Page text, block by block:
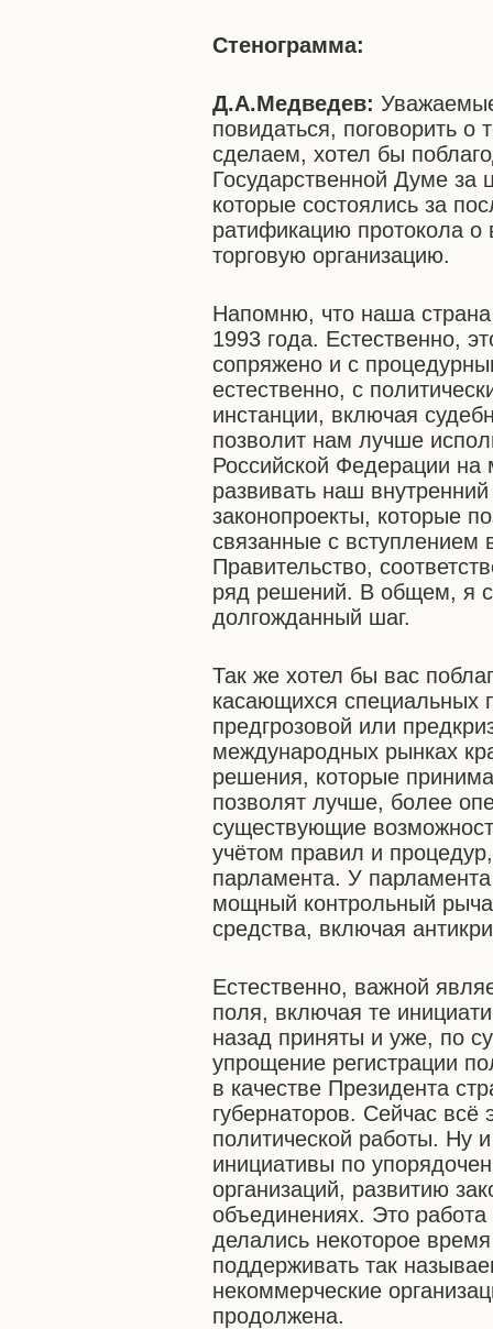
Стенограмма:
Д.А.Медведев:
повидаться, поговорить
сделаем, хотел бы
Государственной Думе
которые состоялись за
ратификацию протокола
торговую организацию.
Напомню, что наша страна
1993 года. Естественно,
сопряжено и с
естественно, с
инстанции, включая
позволит нам лучше
Российской Федерации
развивать наш
законопроекты, которые
связанные с вступлением
Правительство,
ряд решений. В общем, я
долгожданный шаг.
Так же хотел бы вас
касающихся специальных
предгрозовой или
международных рынках
решения, которые
позволят лучше, более
существующие
учётом правил и
парламента. У
мощный контрольный
средства, включая
Естественно, важной
поля, включая те
назад приняты и уже, по
упрощение регистрации
в качестве Президента
губернаторов. Сейчас всё
политической работы. Ну
инициативы по
организаций, развитию
объединениях. Это
делались некоторое
поддерживать так
некоммерческие
продолжена.